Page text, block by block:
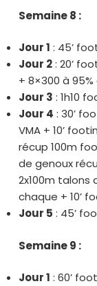
Semaine 8 :
Jour 1 : 45’
Jour 2: 20’
+ 8×300 à
Jour 3 : 1h10
Jour 4 : 30’
VMA + 10’
récup 100m
de genoux
2x100m talons
chaque + 10’
Jour 5 : 45’
Semaine 9 :
Jour 1 : 60’